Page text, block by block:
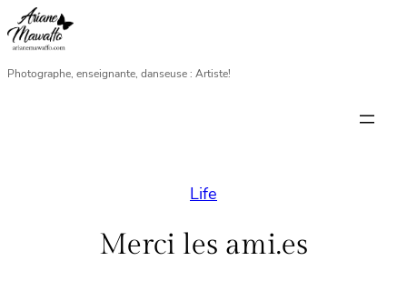
Aller
au
contenu
Photographe, enseignante, danseuse : Artiste!
Life
Merci les ami.es